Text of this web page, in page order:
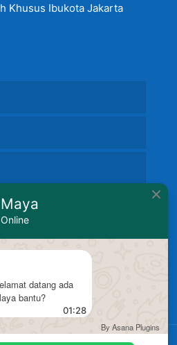
Khusus Ibukota Jakarta
Maya
Online
datang ada
bantu?
01:28
By Asana Plugins